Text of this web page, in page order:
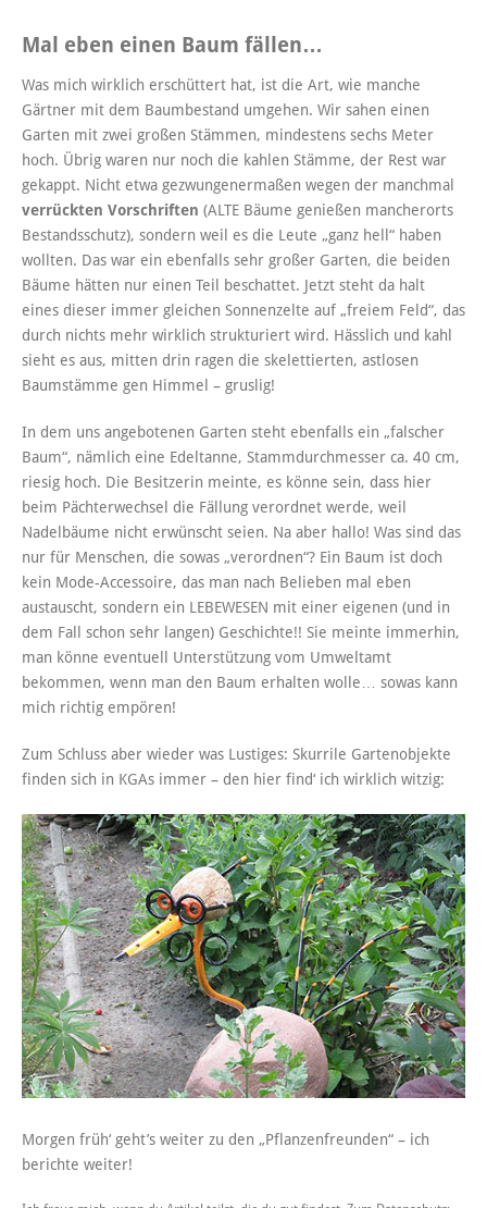
Mal eben einen Baum fällen…
Was mich wirklich erschüttert hat, ist die Art, wie manche
Gärtner mit dem Baumbestand umgehen. Wir sahen einen
Garten mit zwei großen Stämmen, mindestens sechs Meter
hoch. Übrig waren nur noch die kahlen Stämme, der Rest war
gekappt. Nicht etwa gezwungenermaßen wegen der manchmal
verrückten Vorschriften (ALTE Bäume genießen mancherorts
Bestandsschutz), sondern weil es die Leute „ganz hell“ haben
wollten. Das war ein ebenfalls sehr großer Garten, die beiden
Bäume hätten nur einen Teil beschattet. Jetzt steht da halt
eines dieser immer gleichen Sonnenzelte auf „freiem Feld“, das
durch nichts mehr wirklich strukturiert wird. Hässlich und kahl
sieht es aus, mitten drin ragen die skelettierten, astlosen
Baumstämme gen Himmel – gruslig!
In dem uns angebotenen Garten steht ebenfalls ein „falscher
Baum“, nämlich eine Edeltanne, Stammdurchmesser ca. 40 cm,
riesig hoch. Die Besitzerin meinte, es könne sein, dass hier
beim Pächterwechsel die Fällung verordnet werde, weil
Nadelbäume nicht erwünscht seien. Na aber hallo! Was sind das
nur für Menschen, die sowas „verordnen“? Ein Baum ist doch
kein Mode-Accessoire, das man nach Belieben mal eben
austauscht, sondern ein LEBEWESEN mit einer eigenen (und in
dem Fall schon sehr langen) Geschichte!! Sie meinte immerhin,
man könne eventuell Unterstützung vom Umweltamt
bekommen, wenn man den Baum erhalten wolle… sowas kann
mich richtig empören!
Zum Schluss aber wieder was Lustiges: Skurrile Gartenobjekte
finden sich in KGAs immer – den hier find‘ ich wirklich witzig:
Morgen früh‘ geht’s weiter zu den „Pflanzenfreunden“ – ich
berichte weiter!